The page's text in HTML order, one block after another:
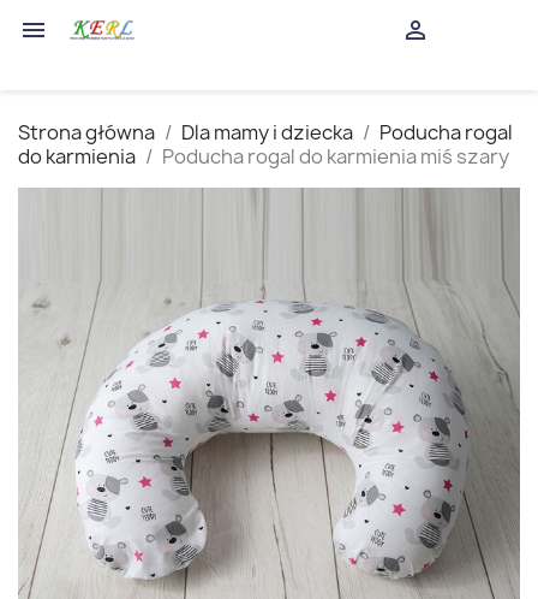
 
Strona główna Dla mamy i dziecka
Poducha rogal
do karmienia
Poducha rogal do karmienia miś szary